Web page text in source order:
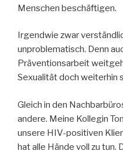
Menschen beschäftigen.
Irgendwie zwar
unproblematisch. Denn
Präventionsarbeit
Sexualität doch weiterhin
Gleich in den
andere. Meine Kollegin
unsere HIV-positiven
hat alle Hände voll zu tun.